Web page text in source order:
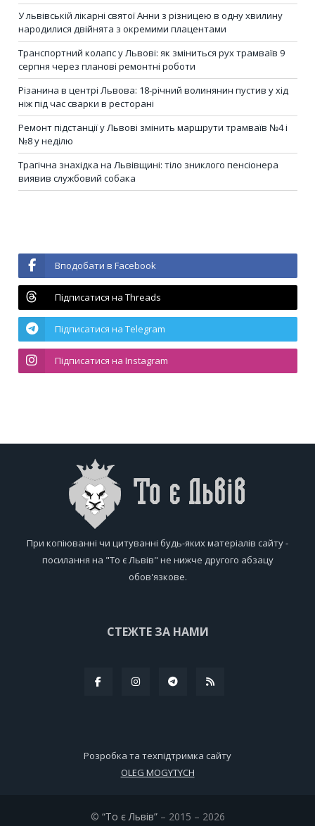
У львівській лікарні святої Анни з різницею в одну хвилину
народилися двійнята з окремими плацентами
Транспортний колапс у Львові: як зміниться рух трамваїв 9
серпня через планові ремонтні роботи
Різанина в центрі Львова: 18-річний волинянин пустив у хід
ніж під час сварки в ресторані
Ремонт підстанції у Львові змінить маршрути трамваїв №4 і
№8 у неділю
Трагічна знахідка на Львівщині: тіло зниклого пенсіонера
виявив службовий собака
Вподобати в Facebook
Підписатися на Threads
Підписатися на Telegram
Підписатися на Instagram
При копіюванні чи цитуванні будь-яких матеріалів сайту -
посилання на "То є Львів" не нижче другого абзацу
обов'язкове.
СТЕЖТЕ ЗА НАМИ
Розробка та техпідтримка сайту
OLEG MOGYTYCH
© “То є Львів”– 2015 – 2026